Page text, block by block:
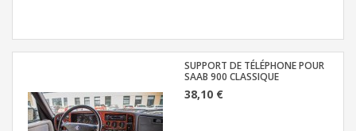
SUPPORT DE TÉLÉPHONE POUR
SAAB 900 CLASSIQUE
38,10 €